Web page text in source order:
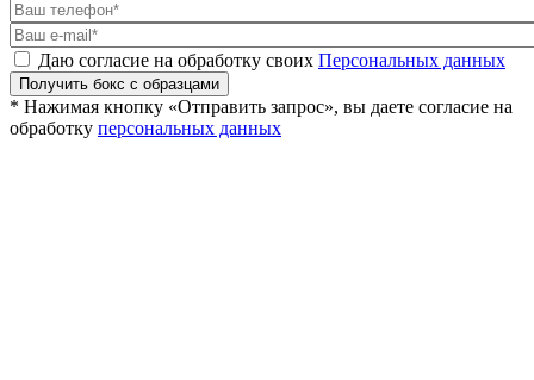
Даю согласие на обработку своих Персональных данных
Получить бокс с образцами
* Нажимая кнопку «Отправить запрос», вы даете согласие на
обработку персональных данных